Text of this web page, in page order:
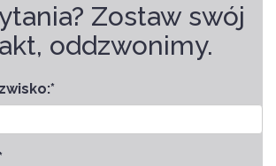
Zostaw swój
oddzwonimy.
*